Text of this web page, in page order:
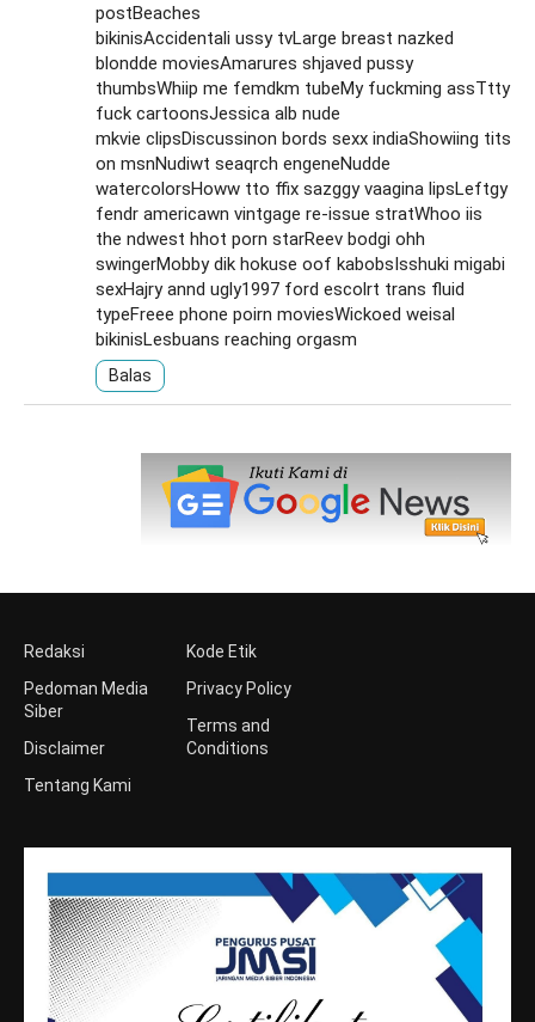
postBeaches
bikinisAccidentali ussy tvLarge breast nazked
blondde moviesAmarures shjaved pussy
thumbsWhiip me femdkm tubeMy fuckming assTtty
fuck cartoonsJessica alb nude
mkvie clipsDiscussinon bords sexx indiaShowiing tits
on msnNudiwt seaqrch engeneNudde
watercolorsHoww tto ffix sazggy vaagina lipsLeftgy
fendr americawn vintgage re-issue stratWhoo iis
the ndwest hhot porn starReev bodgi ohh
swingerMobby dik hokuse oof kabobsIsshuki migabi
sexHajry annd ugly1997 ford escolrt trans fluid
typeFreee phone poirn moviesWickoed weisal
bikinisLesbuans reaching orgasm
Balas
Redaksi
Pedoman Media
Siber
Disclaimer
Tentang Kami
Kode Etik
Privacy Policy
Terms and
Conditions